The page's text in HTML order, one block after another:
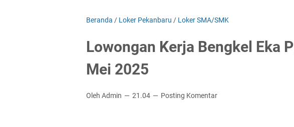
Beranda / Loker Pekanbaru / Loker SMA/SMK
Lowongan Kerja Bengkel Eka
Mei 2025
Oleh Admin 21.04 Posting Komentar